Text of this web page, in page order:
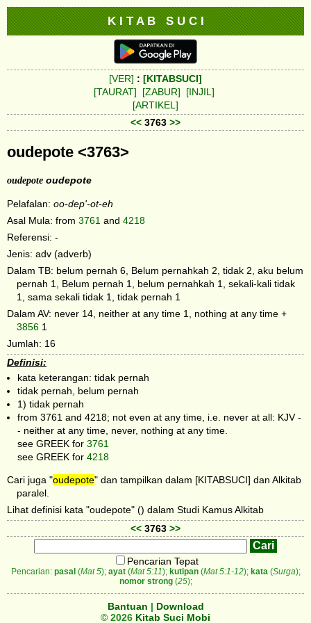
K I T A B S U C I
[VER] : [KITABSUCI]
[TAURAT]
[ZABUR]
[INJIL]
[ARTIKEL]
<< 3763 >>
oudepote <3763>
oudepote oudepote
Pelafalan: oo-dep'-ot-eh
Asal Mula: from 3761 and 4218
Referensi: -
Jenis: adv (adverb)
Dalam TB: belum pernah 6, Belum pernahkah 2, tidak 2, aku belum
pernah 1, Belum pernah 1, belum pernahkah 1, sekali-kali tidak
1, sama sekali tidak 1, tidak pernah 1
Dalam AV: never 14, neither at any time 1, nothing at any time +
3856 1
Jumlah: 16
Definisi:
kata keterangan: tidak pernah
tidak pernah, belum pernah
1) tidak pernah
from 3761 and 4218; not even at any time, i.e. never at all: KJV -
- neither at any time, never, nothing at any time.
see GREEK for 3761
see GREEK for 4218
Cari juga "oudepote" dan tampilkan dalam [KITABSUCI] dan Alkitab
paralel.
Lihat definisi kata "oudepote" () dalam Studi Kamus Alkitab
<< 3763 >>
Pencarian Tepat
Pencarian: pasal (Mat 5); ayat(Mat 5:11); kutipan(Mat 5:1-12); kata(Surga);
nomor strong(25);
Bantuan | Download
© 2026 Kitab Suci Mobi